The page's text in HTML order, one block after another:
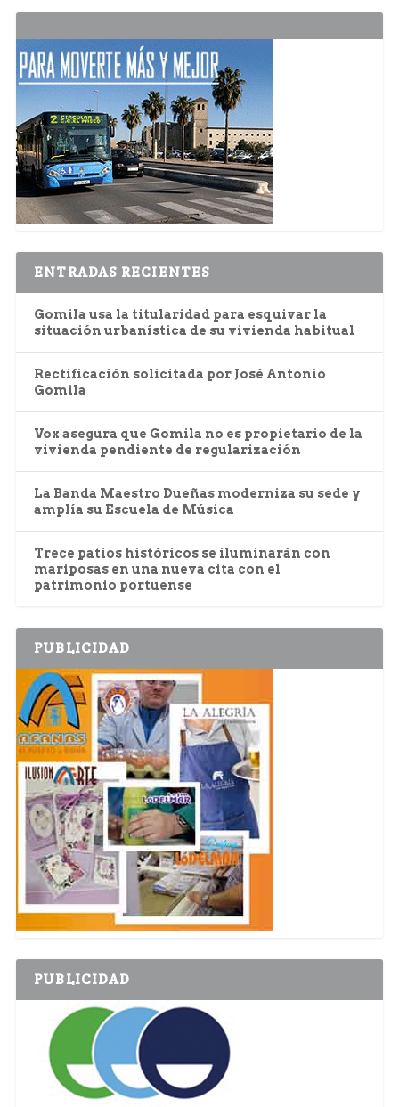
ENTRADAS RECIENTES
Gomila usa la titularidad para esquivar la
situación urbanística de su vivienda habitual
Rectificación solicitada por José Antonio
Gomila
Vox asegura que Gomila no es propietario de la
vivienda pendiente de regularización
La Banda Maestro Dueñas moderniza su sede y
amplía su Escuela de Música
Trece patios históricos se iluminarán con
mariposas en una nueva cita con el
patrimonio portuense
PUBLICIDAD
PUBLICIDAD